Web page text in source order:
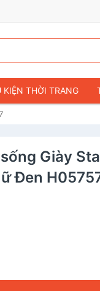
KIỆN THỜI TRANG
XE MÁY SÁCH &
Giày
Đen